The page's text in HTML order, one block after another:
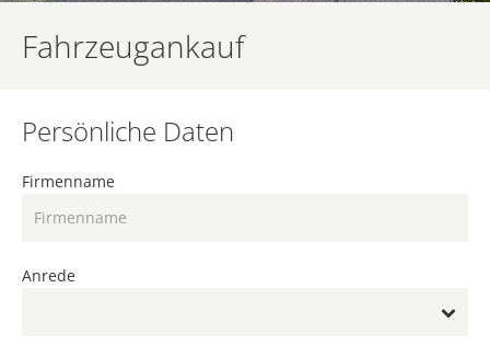
Fahrzeugankauf
Persönliche Daten
Firmenname
Anrede